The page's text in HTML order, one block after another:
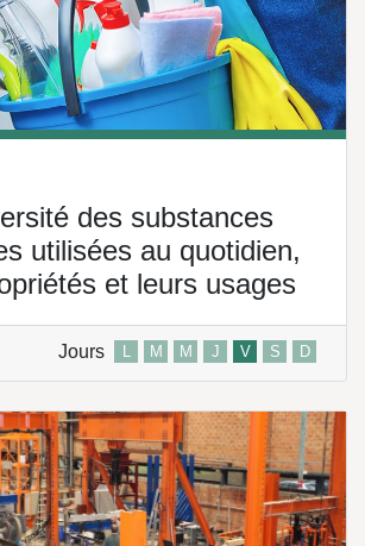
des substances
utilisées au quotidien,
et leurs usages
Jours L M M J V S D